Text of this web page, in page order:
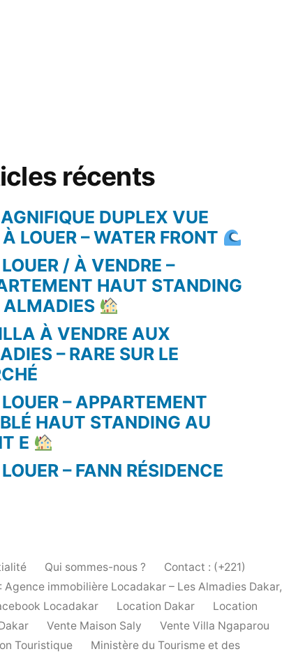
récents
DUPLEX VUE
LOUER – WATER FRONT
/ À VENDRE –
HAUT STANDING
À VENDRE AUX
– RARE SUR LE
– APPARTEMENT
HAUT STANDING AU
E
– FANN RÉSIDENCE
Qui sommes-nous ?
Contact : (+221)
Agence immobilière Locadakar – Les Almadies Dakar,
Locadakar Location Dakar
Location
Vente Maison Saly
Vente Villa Ngaparou
Touristique
Ministère du Tourisme et des